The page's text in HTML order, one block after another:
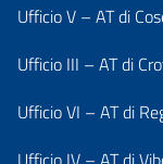
Ufficio V – AT di
Ufficio III – AT di
Ufficio VI – AT di